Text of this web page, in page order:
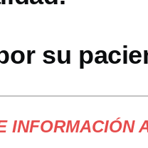
su
INFORMACIÓN